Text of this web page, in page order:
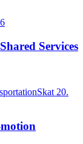
Services
20.